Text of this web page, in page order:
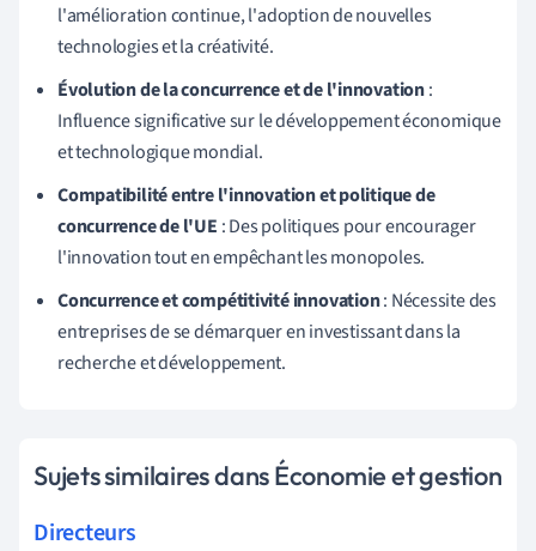
l'amélioration continue, l'adoption de nouvelles
technologies et la créativité.
Évolution de la concurrence et de l'innovation:
Influence significative sur le développement économique
et technologique mondial.
Compatibilité entre l'innovation et politique de
concurrence de l'UE : Des politiques pour encourager
l'innovation tout en empêchant les monopoles.
Concurrence et compétitivité innovation: Nécessite des
entreprises de se démarquer en investissant dans la
recherche et développement.
Sujets similaires dans Économie et gestion
Directeurs